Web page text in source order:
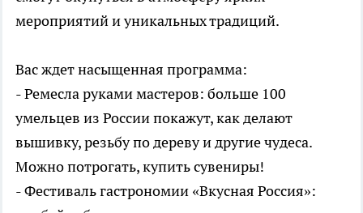
мероприятий и уникальных традиций.
Вас ждет насыщенная программа:
- Ремесла руками мастеров: больше 100
умельцев из России покажут, как делают
вышивку, резьбу по дереву и другие чудеса.
Можно потрогать, купить сувениры!
- Фестиваль гастрономии «Вкусная Россия»: